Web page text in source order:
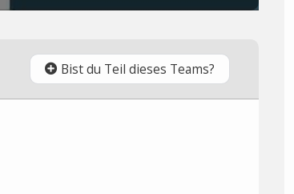
Bist du Teil dieses Teams?